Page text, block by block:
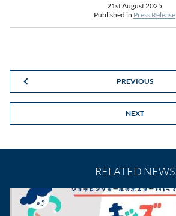
21st August 2025
Published in Press Release
PREVIOUS
NEXT
RELATED NEWS